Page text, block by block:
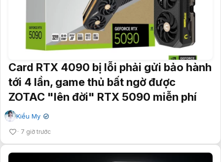
Card RTX 4090 bị lỗi phải gửi bảo hành
tới 4 lần, game thủ bất ngờ được
ZOTAC "lên đời" RTX 5090 miễn phí
Kiều My ✔
7 giờ trước